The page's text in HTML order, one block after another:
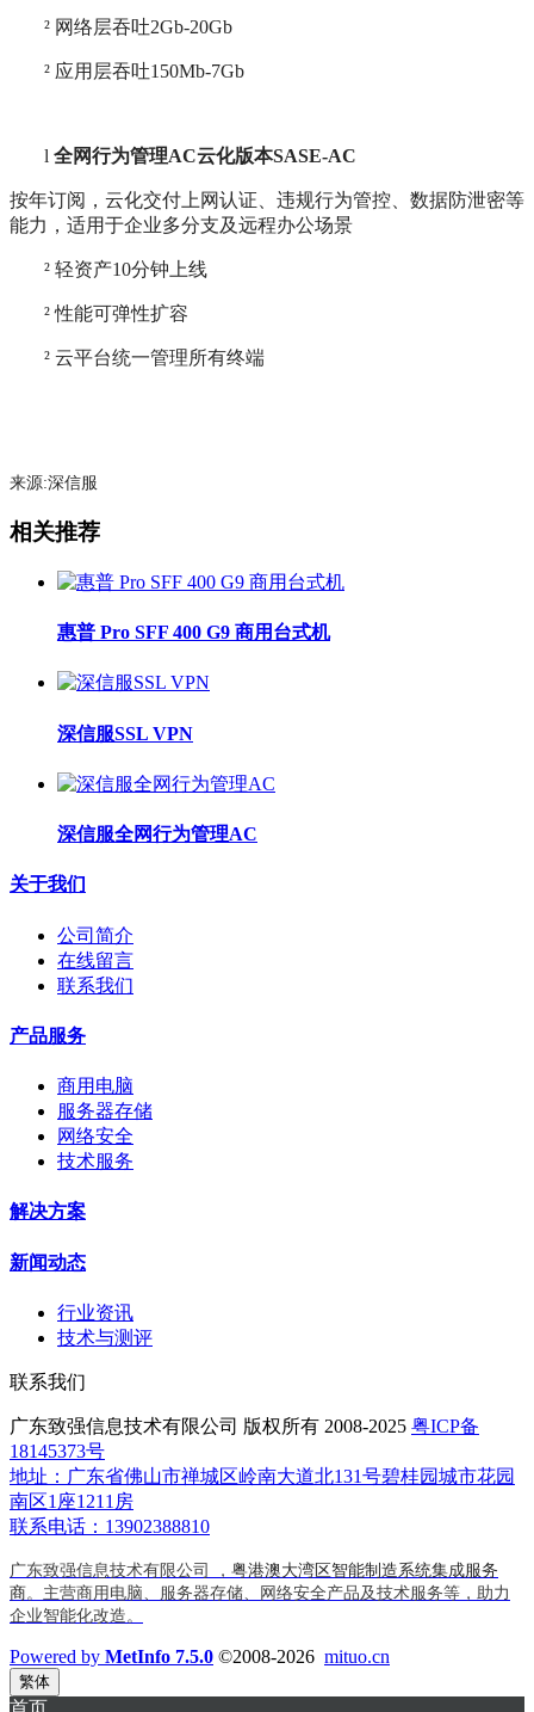
² 网络层吞吐2Gb-20Gb
² 应用层吞吐150Mb-7Gb
l 全网行为管理AC云化版本SASE-AC
按年订阅，云化交付上网认证、违规行为管控、数据防泄密等
能力，适用于企业多分支及远程办公场景
² 轻资产10分钟上线
² 性能可弹性扩容
² 云平台统一管理所有终端
来源:深信服
相关推荐
惠普 Pro SFF 400 G9 商用台式机
深信服SSL VPN
深信服全网行为管理AC
关于我们
公司简介
在线留言
联系我们
产品服务
商用电脑
服务器存储
网络安全
技术服务
解决方案
新闻动态
行业资讯
技术与测评
联系我们
广东致强信息技术有限公司 版权所有 2008-2025 粤ICP备
18145373号
地址：广东省佛山市禅城区岭南大道北131号碧桂园城市花园
南区1座1211房
联系电话：13902388810
广东致强信息技术有限公司 ， 粤港澳大湾区智能制造系统集成服务
商。主营商用电脑、服务器存储、网络安全产品及技术服务等，助力
企业智能化改造。
Powered by MetInfo 7.5.0 ©2008-2026 mituo.cn
繁体
首页